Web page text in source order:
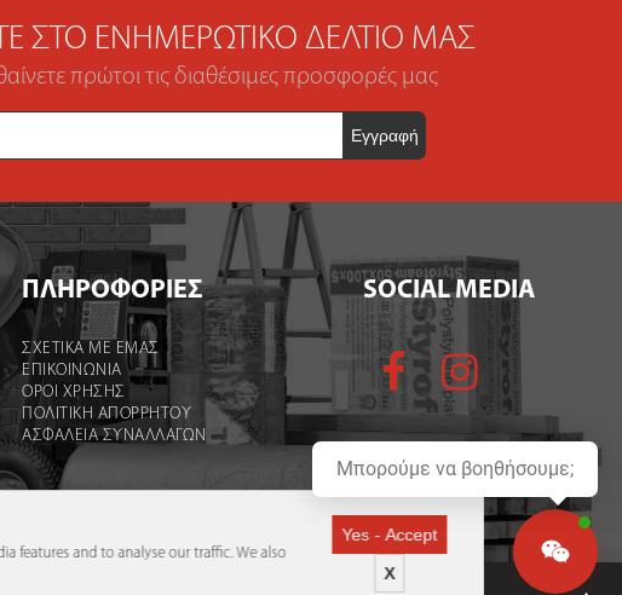
ΣΤΟ ΕΝΗΜΕΡΩΤΙΚΌ ΔΕΛΤΊΟ ΜΑΣ
πρώτοι τις διαθέσιμες προσφορές μας
ΠΛΗΡΟΦΟΡΙΕΣ
ΣΧΕΤΙΚΑ ΜΕ ΕΜΑΣ
ΕΠΙΚΟΙΝΩΝΙΑ
ΟΡΟΙ ΧΡΉΣΗΣ
ΠΟΛΙΤΙΚΗ ΑΠΟΡΡΗΤΟΥ
ΑΣΦΑΛΕΙΑ ΣΥΝΑΛΛΑΓΩΝ
SOCIAL MEDIA
όχι για το φυσικό.
features and to analyse our traffic. We also
Yes - Accept
X
Μπορούμε να βοηθήσουμε;